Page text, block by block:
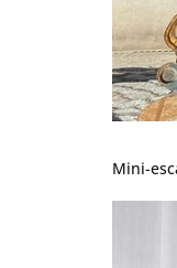
Mini-